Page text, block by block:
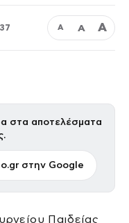
Α Α Α
στα αποτελέσματα
στην Google
Παιδείας